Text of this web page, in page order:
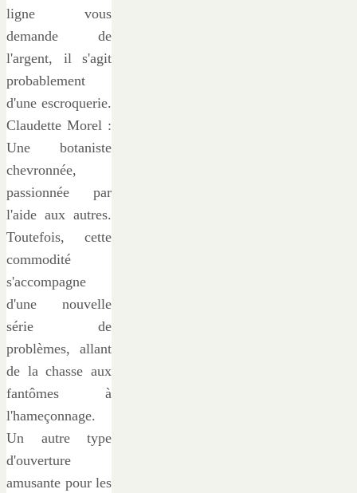
ligne vous
demande de
l'argent, il s'agit
probablement
d'une escroquerie.
Claudette Morel :
Une botaniste
chevronnée,
passionnée par
l'aide aux autres.
Toutefois, cette
commodité
s'accompagne
d'une nouvelle
série de
problèmes, allant
de la chasse aux
fantômes à
l'hameçonnage.
Un autre type
d'ouverture
amusante pour les